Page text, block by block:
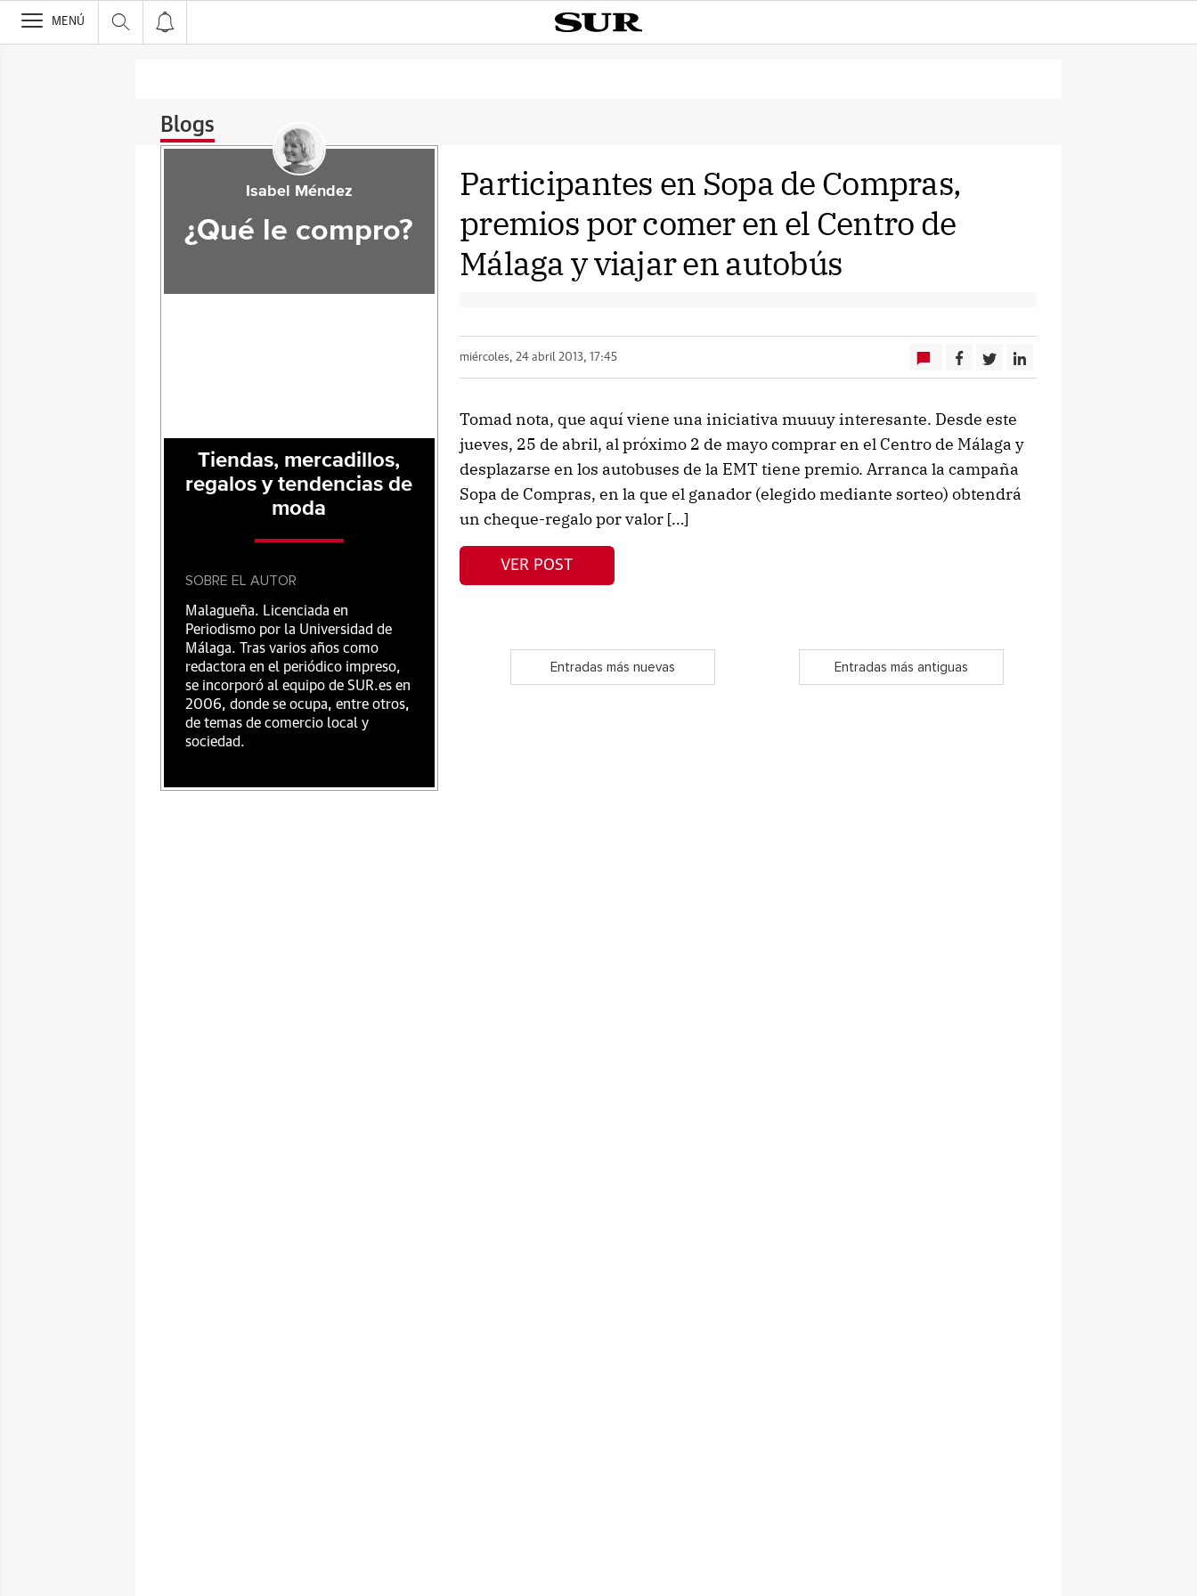
>
MENÚ
Blogs
Participantes en Sopa de Compras,
premios por comer en el Centro de
Málaga y viajar en autobús
miércoles, 24 abril 2013, 17:45
Tomad nota, que aquí viene una iniciativa muuuy interesante. Desde este
jueves, 25 de abril, al próximo 2 de mayo comprar en el Centro de Málaga y
desplazarse en los autobuses de la EMT tiene premio. Arranca la campaña
Sopa de Compras, en la que el ganador (elegido mediante sorteo) obtendrá
un cheque-regalo por valor […]
VER POST
Entradas más nuevas Entradas más antiguas
Isabel Méndez
¿Qué le compro?
Tiendas, mercadillos,
regalos y tendencias de
moda
SOBRE EL AUTOR
Malagueña. Licenciada en
Periodismo por la Universidad de
Málaga. Tras varios años como
redactora en el periódico impreso,
se incorporó al equipo de SUR.es en
2006, donde se ocupa, entre otros,
de temas de comercio local y
sociedad.